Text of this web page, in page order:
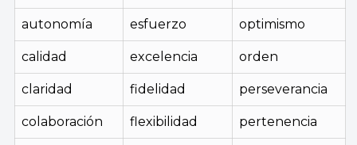
autonomía esfuerzo optimismo
calidad excelencia orden
claridad fidelidad perseverancia
colaboración flexibilidad pertenencia